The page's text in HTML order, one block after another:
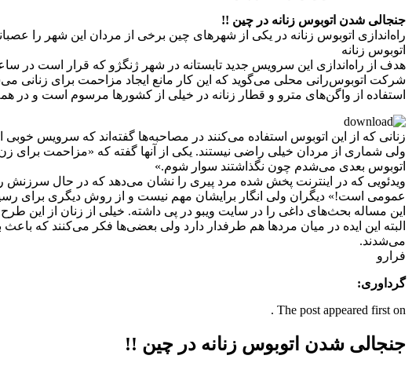
جنجالی شدن اتوبوس‌ زنانه در چین !!
راه‌اندازی اتوبوس‌ زنانه در یکی از شهرهای چین برخی از مردان این شهر را
اتوبوس‌ زنانه
هدف از راه‌اندازی این سرویس جدید تابستانه در شهر ژنگژو که قرار است
شرکت اتوبوس‌رانی محلی می‌گوید که این کار مانع ایجاد مزاحمت برای زنانی
استفاده از واگن‌های مترو و قطار زنانه در خیلی از کشورها مرسوم است و در
زنانی که از این اتوبوس‌ استفاده می‌کنند در مصاحبه‌ها گفته‌اند که سرویس خوبی
ولی شماری از مردان خیلی راضی نیستند. یکی از آنها گفته که «مزاحمت
اتوبوس بعدی می‌شدم چون نگذاشتند سوار شوم.»
ویدئویی که در اینترنت پخش شده مرد پیری را نشان می‌دهد که در حال سرزنش
عمومی است!» دیگران ولی انگار برایشان مهم نیست و از روش دیگری برای
این مساله بحث‌های داغی را در سایت ویبو در پی داشته. خیلی از زنان از این
البته این ایده در میان مردها هم طرفدار دارد ولی بعضی‌ها فکر می‌کنند که
می‌شدند.
فرارو
گرداوری:
The post appeared first on .
جنجالی شدن اتوبوس‌ زنانه در چین !!